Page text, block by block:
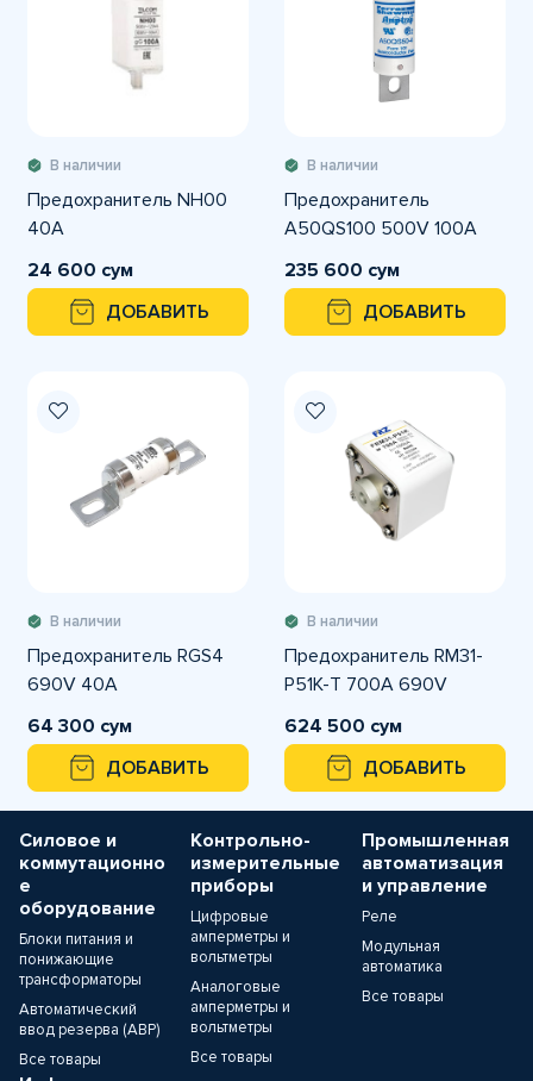
В наличии
Предохранитель NH00
40A
24 600 сум
ДОБАВИТЬ
В наличии
Предохранитель
A50QS100 500V 100A
235 600 сум
ДОБАВИТЬ
В наличии
Предохранитель RGS4
690V 40A
64 300 сум
ДОБАВИТЬ
В наличии
Предохранитель RM31-
P51K-T 700A 690V
624 500 сум
ДОБАВИТЬ
Силовое и
коммутационно
е
оборудование
Блоки питания и
понижающие
трансформаторы
Автоматический
ввод резерва (АВР)
Все товары
Контрольно-
измерительные
приборы
Цифровые
амперметры и
вольтметры
Аналоговые
амперметры и
вольтметры
Все товары
Промышленная
автоматизация
и управление
Реле
Модульная
автоматика
Все товары